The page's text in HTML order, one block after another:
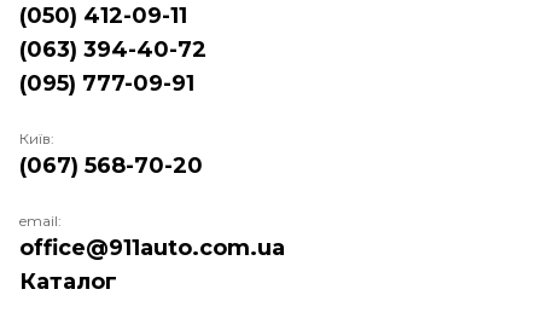
Каталог
(050) 412-09-11
(063) 394-40-72
(095) 777-09-91
Київ:
(067) 568-70-20
email:
office@911auto.com.ua